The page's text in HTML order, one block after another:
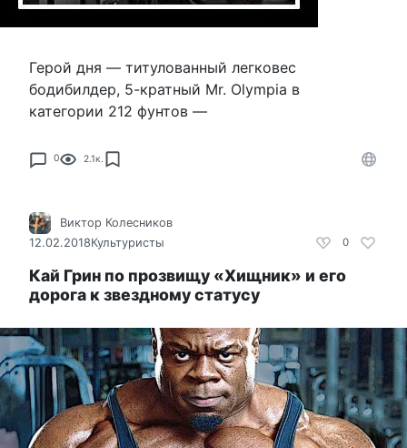
Герой дня — титулованный легковес
бодибилдер, 5-кратный Mr. Olympia в
категории 212 фунтов —
0 2.1к.
0
Виктор Колесников
12.02.2018Культуристы
Кай Грин по прозвищу «Хищник» и его
дорога к звездному статусу